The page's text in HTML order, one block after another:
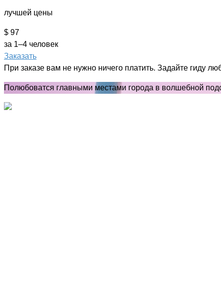
лучшей цены
$ 97
за 1–4 человек
Заказать
При заказе вам не нужно ничего платить. Задайте гиду
Полюбоватся главными местами города в волшебной